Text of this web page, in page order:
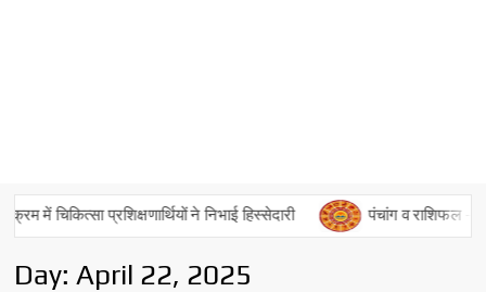
प्रशिक्षणार्थियों ने निभाई हिस्सेदारी पंचांग व राशिफल – 06 अगस्त
Day: April 22, 2025